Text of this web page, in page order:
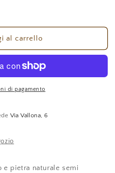
al carrello
di pagamento
Via Vallona, 6
e pietra naturale semi